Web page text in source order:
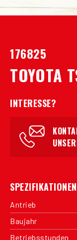
176825
TOYOTA
INTERESSE?
SPEZIFIKATIONEN
Antrieb
Baujahr
Betriebsstunden